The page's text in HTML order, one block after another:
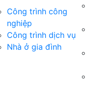
Công trình công
nghiệp
Công trình dịch vụ
Nhà ở gia đình